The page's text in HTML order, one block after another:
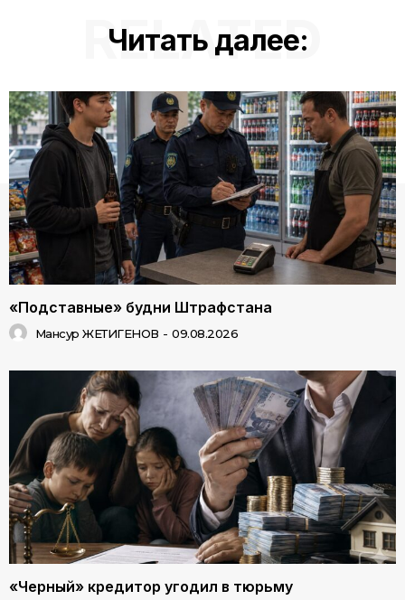
Читать далее:
RELATED
«Подставные» будни Штрафстана
Мансур ЖЕТИГЕНОВ - 09.08.2026
«Черный» кредитор угодил в тюрьму